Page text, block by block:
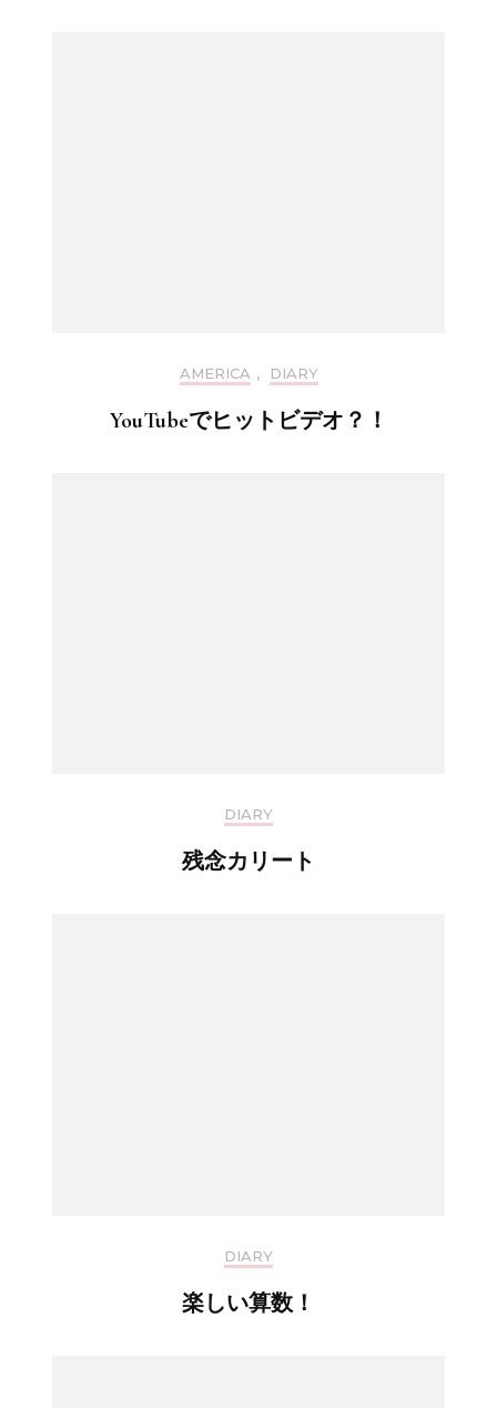
AMERICA , DIARY
YouTubeでヒットビデオ？！
DIARY
残念カリート
DIARY
楽しい算数！